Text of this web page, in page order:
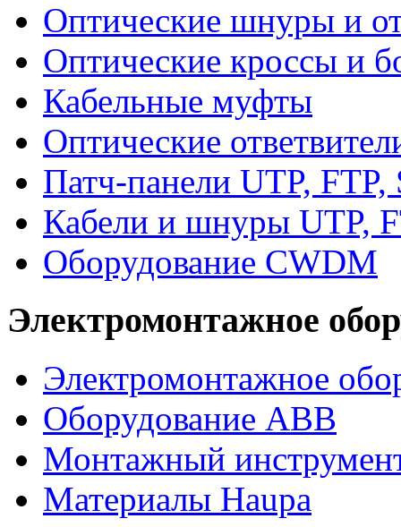
Оптические шнуры и
Оптические кроссы и
Кабельные муфты
Оптические
Патч-панели UTP, FTP,
Кабели и шнуры UTP,
Оборудование CWDM
Электромонтажное
Электромонтажное
Оборудование ABB
Монтажный
Материалы Haupa